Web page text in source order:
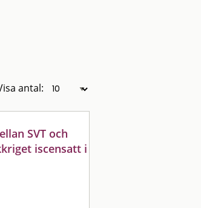
antal:
SVT och
iscensatt i